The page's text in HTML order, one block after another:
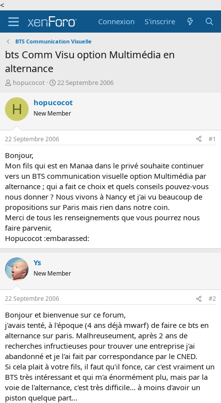
<
Connexion
S'inscrire
BTS Communication Visuelle
bts Comm Visu option Multimédia en
alternance
A
t
e
r
d
e
l
d
i
s
c
u
s
s
i
o
n
hopucocot
D
t
d
d
é
t
22 Septembre 2006
H hopucocot
New Member
22 Septembre 2006 #1
Bonjour,
Mon fils qui est en Manaa dans le privé souhaite continuer
vers un BTS communication visuelle option Multimédia par
alternance ; qui a fait ce choix et quels conseils pouvez-vous
nous donner ? Nous vivons à Nancy et j'ai vu beaucoup de
propositions sur Paris mais rien dans notre coin.
Merci de tous les renseignements que vous pourrez nous
faire parvenir,
Hopucocot :embarassed:
Ys
New Member
22 Septembre 2006 #2
Bonjour et bienvenue sur ce forum,
j'avais tenté, à l'époque (4 ans déjà mwarf) de faire ce bts en
alternance sur paris. Malhreuseument, après 2 ans de
recherches infructieuses pour trouver une entreprise j'ai
abandonné et je l'ai fait par correspondance par le CNED.
Si cela plait à votre fils, il faut qu'il fonce, car c'est vraiment un
BTS très intéressant et qui m'a énormément plu, mais par la
voie de l'alternance, c'est très difficile... à moins d'avoir un
piston quelque part...